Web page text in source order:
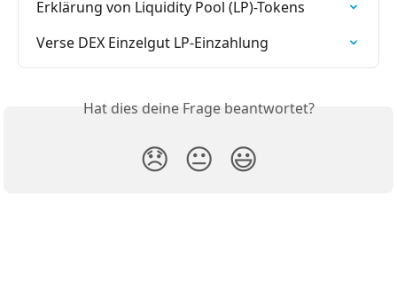
Erklärung von Liquidity Pool (LP)-Tokens
Verse DEX Einzelgut LP-Einzahlung
Hat dies deine Frage beantwortet?
😞 😐 😃